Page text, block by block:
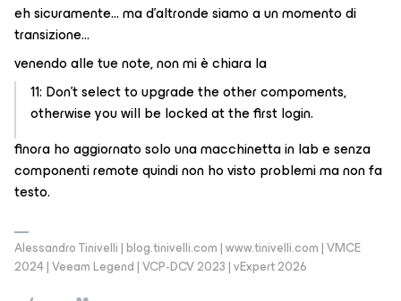
eh sicuramente… ma d’altronde siamo a un momento di
transizione…
venendo alle tue note, non mi è chiara la
11: Don’t select to upgrade the other compoments,
otherwise you will be locked at the first login.
finora ho aggiornato solo una macchinetta in lab e senza
componenti remote quindi non ho visto problemi ma non fa
testo.
Alessandro Tinivelli | blog.tinivelli.com | www.tinivelli.com | VMCE
2024 | Veeam Legend | VCP-DCV 2023 | vExpert 2026